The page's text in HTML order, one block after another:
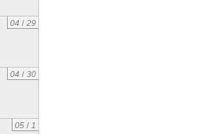
04 / 29
04 / 30
05/ 1